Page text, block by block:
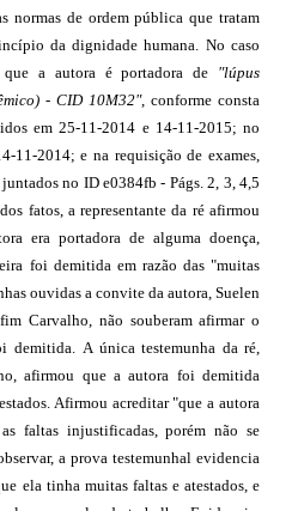
normas de ordem pública que tratam
da dignidade humana. No caso
que a autora é portadora de "lúpus
- CID 10M32", conforme consta
em 25-11-2014 e 14-11-2015; no
11-2014; e na requisição de exames,
no ID e0384fb - Págs. 2, 3, 4,5
fatos, a representante da ré afirmou
era portadora de alguma doença,
foi demitida em razão das "muitas
ouvidas a convite da autora, Suelen
Carvalho, não souberam afirmar o
demitida. A única testemunha da ré,
afirmou que a autora foi demitida
Afirmou acreditar "que a autora
faltas injustificadas, porém não se
a prova testemunhal evidencia
ela tinha muitas faltas e atestados, e